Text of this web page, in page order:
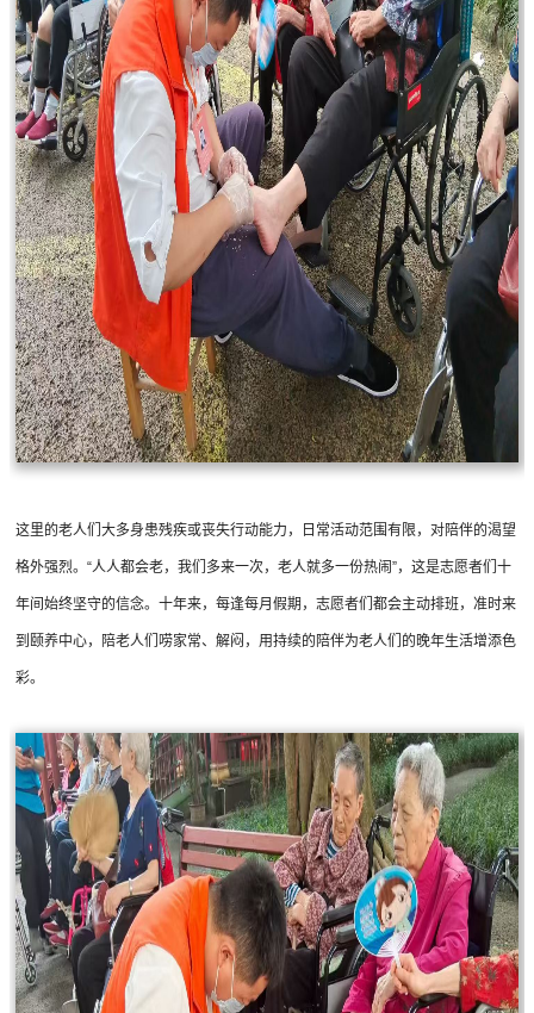
这里的老人们大多身患残疾或丧失行动能力，日常活动范围有限，对陪伴的渴望
格外强烈。“人人都会老，我们多来一次，老人就多一份热闹”，这是志愿者们十
年间始终坚守的信念。十年来，每逢每月假期，志愿者们都会主动排班，准时来
到颐养中心，陪老人们唠家常、解闷，用持续的陪伴为老人们的晚年生活增添色
彩。